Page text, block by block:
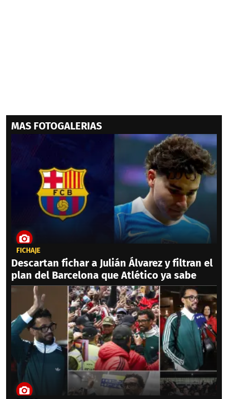
MAS FOTOGALERIAS
FICHAJE
Descartan fichar a Julián Álvarez y filtran el
plan del Barcelona que Atlético ya sabe